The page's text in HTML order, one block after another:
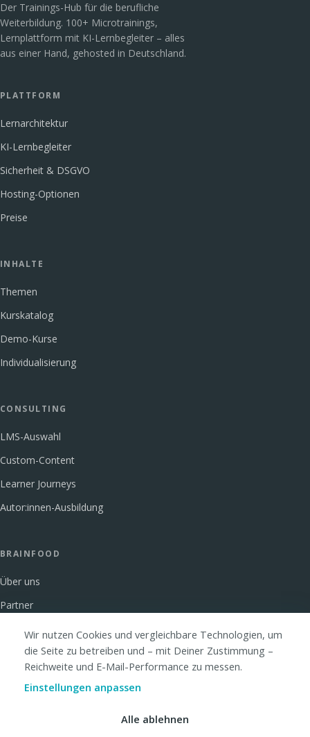
Der Trainings-Hub für die berufliche
Weiterbildung. 100+ Microtrainings,
Lernplattform mit KI-Lernbegleiter – alles
aus einer Hand, gehosted in Deutschland.
PLATTFORM
Lernarchitektur
KI-Lernbegleiter
Sicherheit & DSGVO
Hosting-Optionen
Preise
INHALTE
Themen
Kurskatalog
Demo-Kurse
Individualisierung
CONSULTING
LMS-Auswahl
Custom-Content
Learner Journeys
Autor:innen-Ausbildung
BRAINFOOD
Über uns
Partner
GlossarWir nutzen Cookies und vergleichbare Technologien, um
die Seite zu betreiben und – mit Deiner Zustimmung –
Reichweite und E-Mail-Performance zu messen.
Einstellungen anpassen
Alle ablehnen